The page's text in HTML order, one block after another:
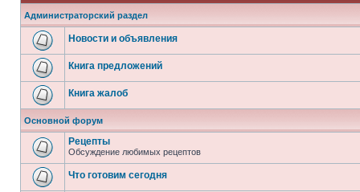
Администраторский раздел
Новости и объявления
Книга предложений
Книга жалоб
Основной форум
Рецепты
Обсуждение любимых рецептов
Что готовим сегодня